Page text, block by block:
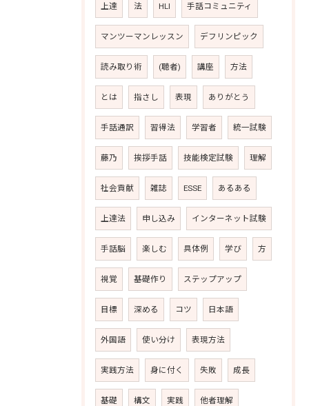
上達 法 HLI 手話コミュニティ
マンツーマンレッスン デフリンピック
読み取り術 (聴者) 講座 方法
とは 指さし 表現 ありがとう
手話通訳 習得法 学習者 統一試験
藤乃 挨拶手話 技能検定試験 理解
社会貢献 雑誌 ESSE あるある
上達法 申し込み インターネット試験
手話脳 楽しむ 具体例 学び 方
視覚 基礎作り ステップアップ
目標 深める コツ 日本語
外国語 使い分け 表現方法
実践方法 身に付く 失敗 成長
基礎 構文 実践 他者理解